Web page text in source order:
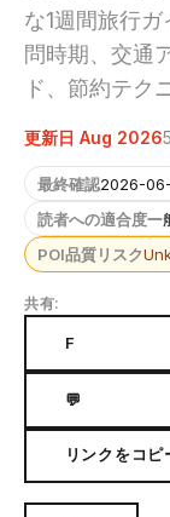
な1週間旅行
問時期、交通
ド、節約テク
更新日 Aug 2026
最終確認2026-
読者への適合度一
POI品質リスク
共有:
F
💬
リンクをコピ